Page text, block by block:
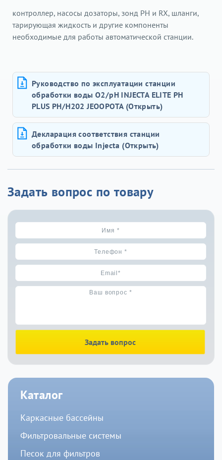
контроллер, насосы дозаторы, зонд РН и RX, шланги,
тарирующая жидкость и другие компоненты
необходимые для работы автоматической станции.
Руководство по эксплуатации станции
обработки воды O2/pH INJECTA ELITE PH
PLUS PH/H202 JEOOPOTA (Открыть)
Декларация соответствия станции
обработки воды Injecta (Открыть)
Задать вопрос по товару
Задать вопрос
Каталог
Каркасные бассейны
Фильтровальные системы
Песок для фильтров